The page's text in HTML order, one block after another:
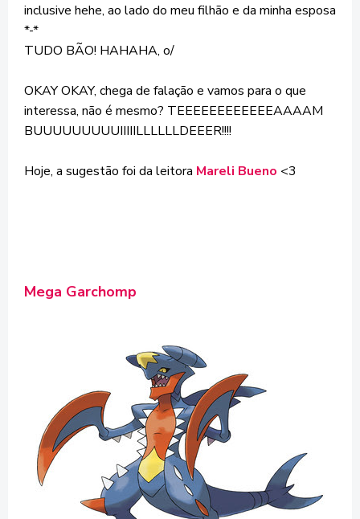
inclusive hehe, ao lado do meu filhão e da minha esposa
*-*
TUDO BÃO! HAHAHA, o/
OKAY OKAY, chega de falação e vamos para o que
interessa, não é mesmo? TEEEEEEEEEEEEAAAAM
BUUUUUUUUUIIIIILLLLLLDEEER!!!!
Hoje, a sugestão foi da leitora Mareli Bueno <3
Mega Garchomp